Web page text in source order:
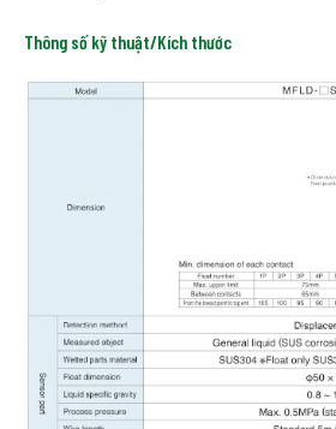
Thông số kỹ thuật/Kích thước